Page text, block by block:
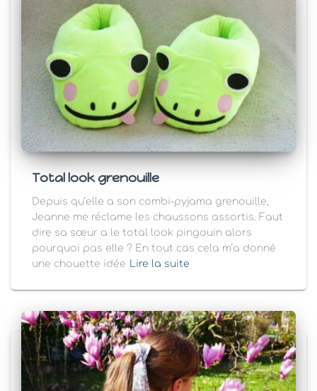
Total look grenouille
Depuis qu’elle a son combi-pyjama grenouille,
Jeanne me réclame les chaussons assortis. Faut
dire sa sœur a le total look pingouin alors
pourquoi pas elle ? En tout cas cela m’a donné
une chouette idée
Lire la suite